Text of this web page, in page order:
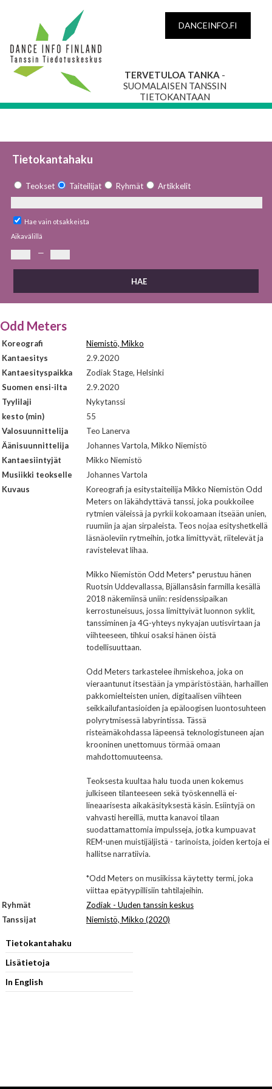
DANCEINFO.FI
TERVETULOA TANKA -
SUOMALAISEN TANSSIN
TIETOKANTAAN
Tietokantahaku
Teokset Taiteilijat Ryhmät Artikkelit
Hae vain otsakkeista
Aikavälillä
—
Odd Meters
Koreografi
Niemistö, Mikko
Kantaesitys
2.9.2020
Kantaesityspaikka
Zodiak Stage, Helsinki
Suomen ensi-ilta
2.9.2020
Tyylilaji
Nykytanssi
kesto (min)
55
Valosuunnittelija
Teo Lanerva
Äänisuunnittelija
Johannes Vartola, Mikko Niemistö
Kantaesiintyjät
Mikko Niemistö
Musiikki teokselle
Johannes Vartola
Kuvaus
Koreografi ja esitystaiteilija Mikko Niemistön Odd
Meters on läkähdyttävä tanssi, joka poukkoilee
rytmien väleissä ja pyrkii kokoamaan itseään unien,
ruumiin ja ajan sirpaleista. Teos nojaa esityshetkellä
läsnäoleviin rytmeihin, jotka limittyvät, riitelevät ja
ravistelevat lihaa.
Mikko Niemistön Odd Meters* perustuu hänen
Ruotsin Uddevallassa, Bjällansåsin farmilla kesällä
2018 näkemiinsä uniin: residenssipaikan
kerrostuneisuus, jossa limittyivät luonnon syklit,
tanssiminen ja 4G-yhteys nykyajan uutisvirtaan ja
viihteeseen, tihkui osaksi hänen öistä
todellisuuttaan.
Odd Meters tarkastelee ihmiskehoa, joka on
vieraantunut itsestään ja ympäristöstään, harhaillen
pakkomielteisten unien, digitaalisen viihteen
seikkailufantasioiden ja epäloogisen luontosuhteen
polyrytmisessä labyrintissa. Tässä
risteämäkohdassa läpeensä teknologistuneen ajan
krooninen unettomuus törmää omaan
mahdottomuuteensa.
Teoksesta kuultaa halu tuoda unen kokemus
julkiseen tilanteeseen sekä työskennellä ei-
lineaarisesta aikakäsityksestä käsin. Esiintyjä on
vahvasti hereillä, mutta kanavoi tilaan
suodattamattomia impulsseja, jotka kumpuavat
REM-unen muistijäljistä - tarinoista, joiden kertoja ei
hallitse narratiivia.
*Odd Meters on musiikissa käytetty termi, joka
viittaa epätyypillisiin tahtilajeihin.
Ryhmät
Zodiak - Uuden tanssin keskus
Tanssijat
Niemistö, Mikko (2020)
Tietokantahaku
Lisätietoja
In English